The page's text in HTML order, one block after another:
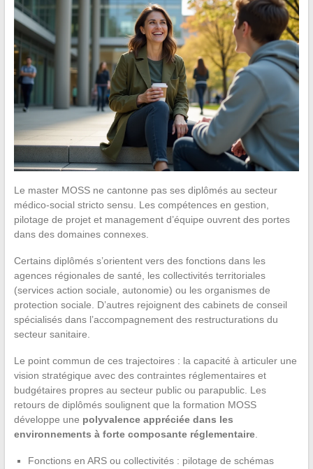
Le master MOSS ne cantonne pas ses diplômés au secteur
médico-social stricto sensu. Les compétences en gestion,
pilotage de projet et management d’équipe ouvrent des portes
dans des domaines connexes.
Certains diplômés s’orientent vers des fonctions dans les
agences régionales de santé, les collectivités territoriales
(services action sociale, autonomie) ou les organismes de
protection sociale. D’autres rejoignent des cabinets de conseil
spécialisés dans l’accompagnement des restructurations du
secteur sanitaire.
Le point commun de ces trajectoires : la capacité à articuler une
vision stratégique avec des contraintes réglementaires et
budgétaires propres au secteur public ou parapublic. Les
retours de diplômés soulignent que la formation MOSS
développe une polyvalence appréciée dans les
environnements à forte composante réglementaire.
Fonctions en ARS ou collectivités : pilotage de schémas